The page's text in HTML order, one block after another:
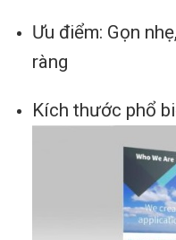
Ưu điểm: Gọn
ràng
Kích thước phổ